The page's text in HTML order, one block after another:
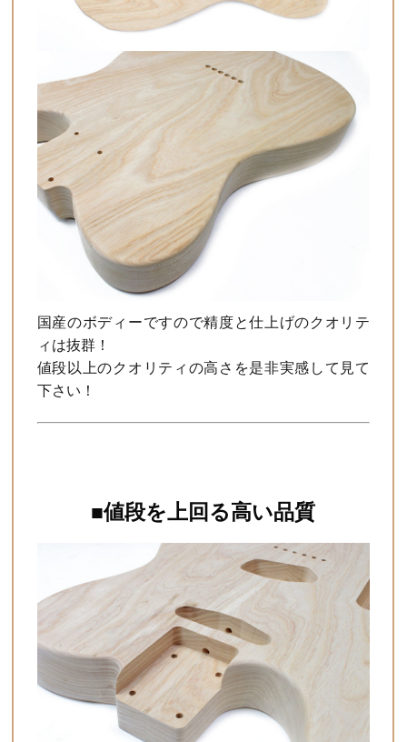
国産のボディーですので精度と仕上げのクオリテ
ィは抜群！
値段以上のクオリティの高さを是非実感して見て
下さい！
■値段を上回る高い品質